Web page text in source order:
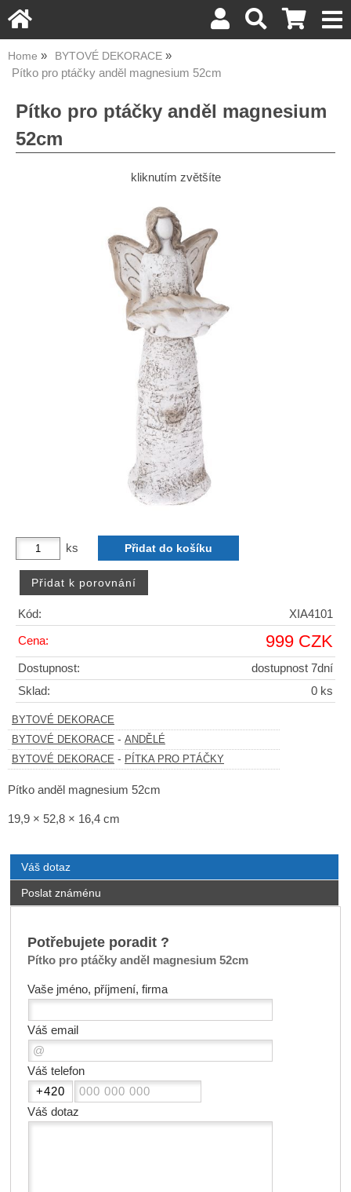
Home BYTOVÉ DEKORACE
Pítko pro ptáčky anděl magnesium 52cm
Pítko pro ptáčky anděl magnesium
52cm
kliknutím zvětšíte
ks
Kód: XIA4101
Cena: 999 CZK
Dostupnost:
dostupnost 7dní
Sklad:
0 ks
BYTOVÉ DEKORACE
BYTOVÉ DEKORACE - ANDĚLÉ
BYTOVÉ DEKORACE - PÍTKA PRO PTÁČKY
Pítko anděl magnesium 52cm
19,9 × 52,8 × 16,4 cm
Váš dotaz
Poslat známénu
Potřebujete poradit ?
Pítko pro ptáčky anděl magnesium 52cm
Vaše jméno, příjmení, firma
Váš email
Váš telefon
Váš dotaz